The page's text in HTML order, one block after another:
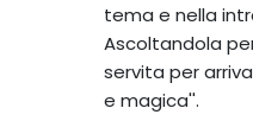
tema e nella
Ascoltandola
servita per
e magica''.